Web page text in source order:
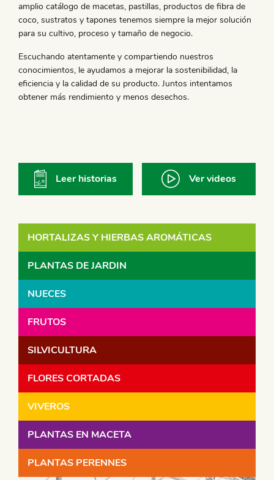
amplio catálogo de macetas, pastillas, productos de fibra de
coco, sustratos y tapones tenemos siempre la mejor solución
para su cultivo, proceso y tamaño de negocio.
Escuchando atentamente y compartiendo nuestros
conocimientos, le ayudamos a mejorar la sostenibilidad, la
eficiencia y la calidad de su producto. Juntos intentamos
obtener más rendimiento y menos desechos.
Leer historias Ver videos
HORTALIZAS Y HIERBAS AROMÁTICAS
PLANTAS DE JARDIN
NUECES
FRUTOS
SILVICULTURA
FLORES CORTADAS
VIVEROS
PLANTAS EN MACETA
PLANTAS PERENNES